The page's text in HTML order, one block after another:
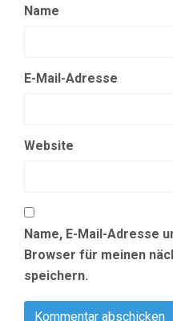
Name
E-Mail-Adresse
Website
Name, E-Mail-Adresse
Browser für meinen
speichern.